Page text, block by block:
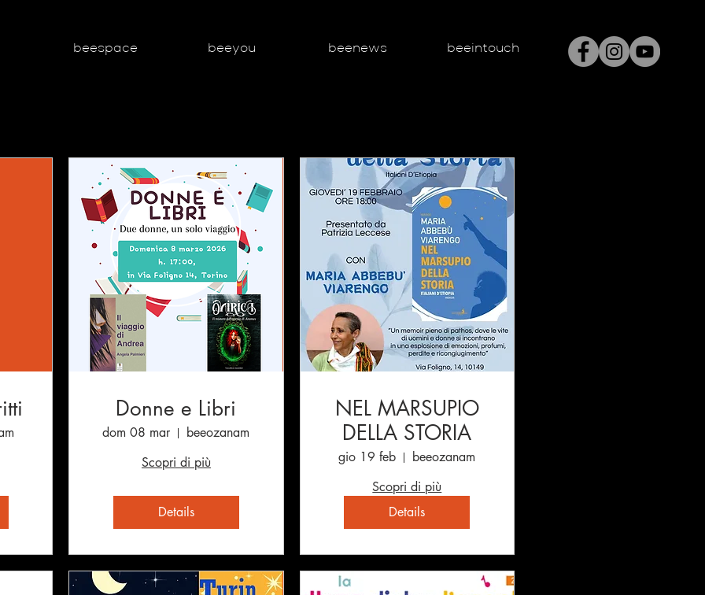
beespace beeyou beenews beeintouch
Donne e Libri
dom 08 mar
beeozanam
Scopri di più
Details
NEL MARSUPIO
DELLA STORIA
gio 19 feb
beeozanam
Scopri di più
Details